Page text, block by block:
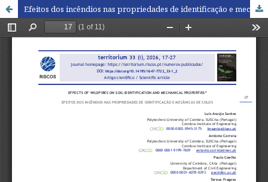
Efeitos dos incêndios nas propriedades de identificação e mecânicas de solos